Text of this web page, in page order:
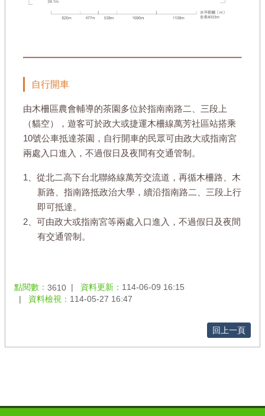
自行開車
由木柵區農會輔導的茶園多位於指南南路二、三段上
（貓空），遊客可於政大或捷運木柵線萬芳社區站搭乘
10號公車抵達茶園，自行開車的民眾可由政大或指南宮
兩處入口進入，不過假日及夜間有交通管制。
1、從北二高下台北聯絡線萬芳交流道，再循木柵路、木
新路、指南路抵政治大學，續沿指南路二、三段上行
即可抵達。
2、可由政大或指南宮等兩處入口進入，不過假日及夜間
有交通管制。
點閱數： 3610 資料更新： 114-06-09 16:15
資料檢視： 114-05-27 16:47
回上一頁